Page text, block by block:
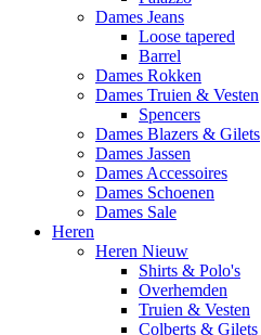
Dames Jeans
Loose tapered
Barrel
Dames Rokken
Dames Truien & Vesten
Spencers
Dames Blazers & Gilets
Dames Jassen
Dames Accessoires
Dames Schoenen
Dames Sale
Heren
Heren Nieuw
Shirts & Polo's
Overhemden
Truien & Vesten
Colberts & Gilets